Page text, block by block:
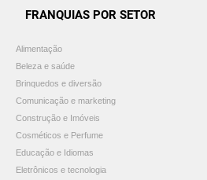
FRANQUIAS POR SETOR
Alimentação
Beleza e saúde
Brinquedos e diversão
Comunicação e marketing
Construção e Imóveis
Cosméticos e Perfume
Educação e Idiomas
Eletrônicos e tecnologia